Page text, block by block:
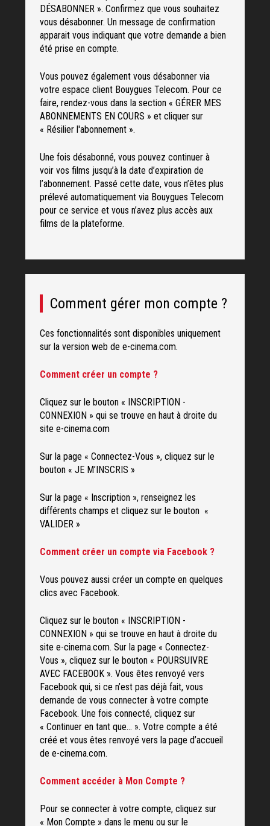
DÉSABONNER ». Confirmez que vous souhaitez
vous désabonner. Un message de confirmation
apparait vous indiquant que votre demande a bien
été prise en compte.
Vous pouvez également vous désabonner via
votre espace client Bouygues Telecom. Pour ce
faire, rendez-vous dans la section « GÉRER MES
ABONNEMENTS EN COURS » et cliquer sur
« Résilier l'abonnement ».
Une fois désabonné, vous pouvez continuer à
voir vos films jusqu’à la date d’expiration de
l’abonnement. Passé cette date, vous n’êtes plus
prélevé automatiquement via Bouygues Telecom
pour ce service et vous n’avez plus accès aux
films de la plateforme.
Comment gérer mon compte ?
Ces fonctionnalités sont disponibles uniquement
sur la version web de e-cinema.com.
Comment créer un compte ?
Cliquez sur le bouton « INSCRIPTION -
CONNEXION » qui se trouve en haut à droite du
site e-cinema.com
Sur la page « Connectez-Vous », cliquez sur le
bouton « JE M’INSCRIS »
Sur la page « Inscription », renseignez les
différents champs et cliquez sur le bouton «
VALIDER »
Comment créer un compte via Facebook ?
Vous pouvez aussi créer un compte en quelques
clics avec Facebook.
Cliquez sur le bouton « INSCRIPTION -
CONNEXION » qui se trouve en haut à droite du
site e-cinema.com. Sur la page « Connectez-
Vous », cliquez sur le bouton « POURSUIVRE
AVEC FACEBOOK ». Vous êtes renvoyé vers
Facebook qui, si ce n’est pas déjà fait, vous
demande de vous connecter à votre compte
Facebook. Une fois connecté, cliquez sur
« Continuer en tant que… ». Votre compte a été
créé et vous êtes renvoyé vers la page d’accueil
de e-cinema.com.
Comment accéder à Mon Compte ?
Pour se connecter à votre compte, cliquez sur
« Mon Compte » dans le menu ou sur le